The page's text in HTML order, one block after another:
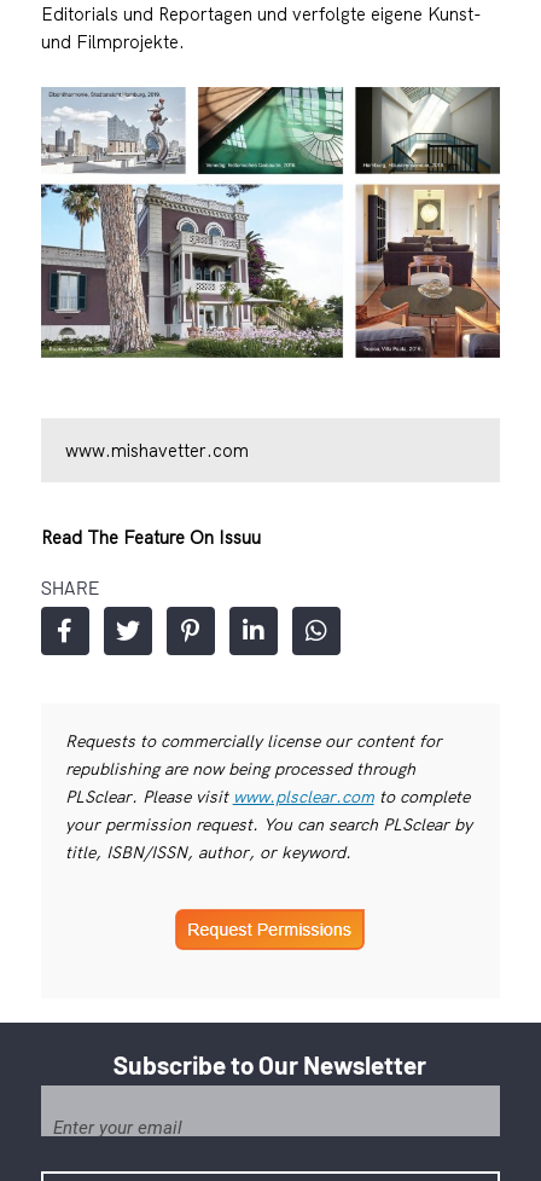
Editorials und Reportagen und verfolgte eigene Kunst-
und Filmprojekte.
www.mishavetter.com
Read The Feature On Issuu
SHARE
Requests to commercially license our content for
republishing are now being processed through
PLSclear. Please visit www.plsclear.comto complete
your permission request. You can search PLSclear by
title, ISBN/ISSN, author, or keyword.
Subscribe to Our Newsletter